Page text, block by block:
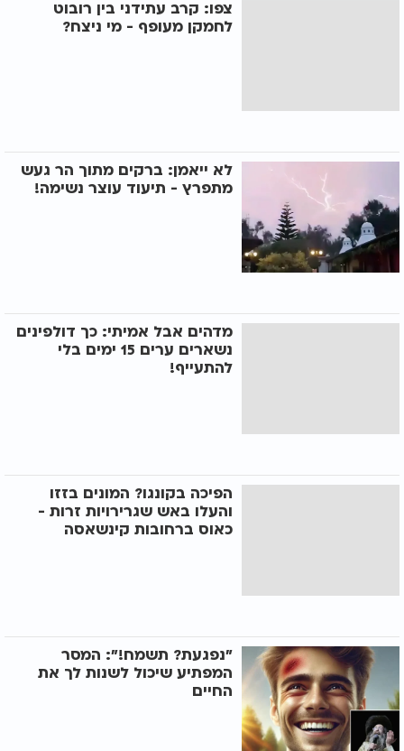
צפו: קרב עתידני בין רובוט
לחמקן מעופף - מי ניצח?
לא ייאמן: ברקים מתוך הר געש
מתפרץ - תיעוד עוצר נשימה!
מדהים אבל אמיתי: כך דולפינים
נשארים ערים 15 ימים בלי
להתעייף!
הפיכה בקונגו? המונים בזזו
והעלו באש שגרירויות זרות -
כאוס ברחובות קינשאסה
"נפגעת? תשמח!": המסר
המפתיע שיכול לשנות לך את
החיים